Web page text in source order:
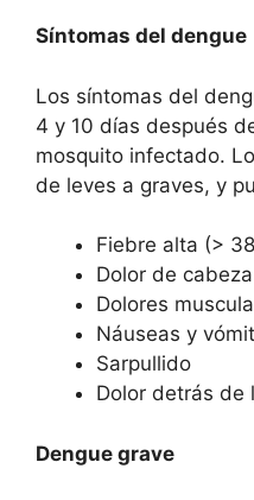
Síntomas del dengue
Los síntomas del
4 y 10 días después
mosquito infectado.
de leves a graves, y
Fiebre alta (>
Dolor de cabeza
Dolores
Náuseas y
Sarpullido
Dolor detrás de
Dengue grave